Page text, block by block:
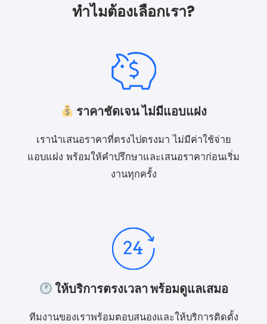
ทำไมต้องเลือกเรา?
ราคาชัดเจน ไม่มีแอบแฝง
เรานำเสนอราคาที่ตรงไปตรงมา ไม่มีค่าใช้จ่าย
แอบแฝง พร้อมให้คำปรึกษาและเสนอราคาก่อนเริ่ม
งานทุกครั้ง
ให้บริการตรงเวลา พร้อมดูแลเสมอ
ทีมงานของเราพร้อมตอบสนองและให้บริการติดตั้ง